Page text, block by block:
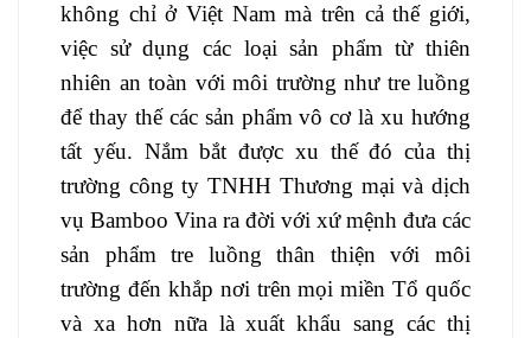
không chỉ ở Việt Nam mà trên cả thế giới,
việc sử dụng các loại sản phẩm từ thiên
nhiên an toàn với môi trường như tre luồng
để thay thế các sản phẩm vô cơ là xu hướng
tất yếu. Nắm bắt được xu thế đó của thị
trường công ty TNHH Thương mại và dịch
vụ Bamboo Vina ra đời với xứ mệnh đưa các
sản phẩm tre luồng thân thiện với môi
trường đến khắp nơi trên mọi miền Tổ quốc
và xa hơn nữa là xuất khẩu sang các thị